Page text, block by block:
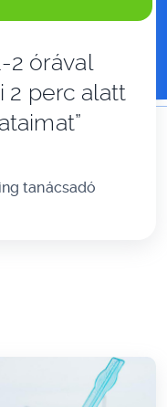
2 órával
2 perc alatt
tanácsadó